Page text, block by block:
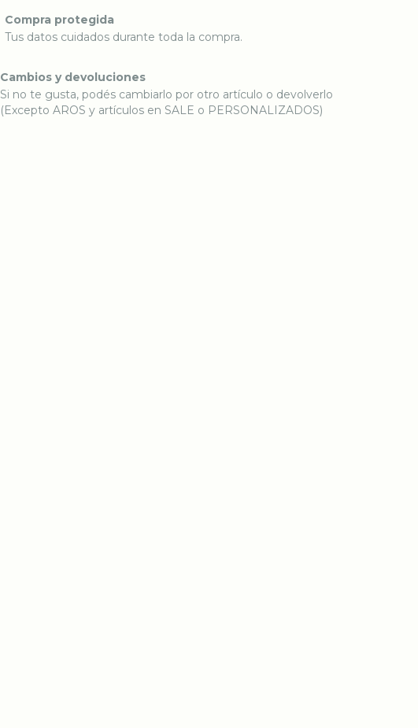
Compra protegida
Tus datos cuidados durante toda la compra.
Cambios y devoluciones
Si no te gusta, podés cambiarlo por otro artículo o devolverlo
(Excepto AROS y artículos en SALE o PERSONALIZADOS)